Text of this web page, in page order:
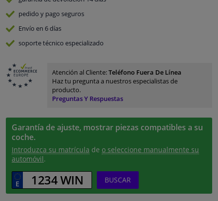
pedido y pago seguros
Envío en 6 días
soporte técnico especializado
Atención al Cliente:Teléfono Fuera De Línea
Haz tu pregunta a nuestros especialistas de
producto.
Preguntas Y Respuestas
Garantía de ajuste, mostrar piezas compatibles a su
coche.
Introduzca su matrícula de o seleccione manualmente su
automóvil.
BUSCAR